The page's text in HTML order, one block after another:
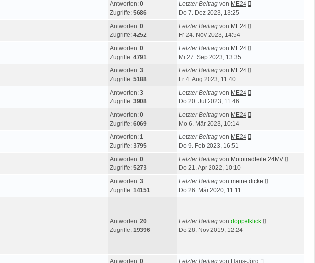
Antworten: 0
Zugriffe: 5686
Letzter Beitrag von ME24
Do 7. Dez 2023, 13:25
Antworten: 0
Zugriffe: 4252
Letzter Beitrag von ME24
Fr 24. Nov 2023, 14:54
Antworten: 0
Zugriffe: 4791
Letzter Beitrag von ME24
Mi 27. Sep 2023, 13:35
Antworten: 3
Zugriffe: 5188
Letzter Beitrag von ME24
Fr 4. Aug 2023, 11:40
Antworten: 3
Zugriffe: 3908
Letzter Beitrag von ME24
Do 20. Jul 2023, 11:46
Antworten: 0
Zugriffe: 6069
Letzter Beitrag von ME24
Mo 6. Mär 2023, 10:14
Antworten: 1
Zugriffe: 3795
Letzter Beitrag von ME24
Do 9. Feb 2023, 16:51
Antworten: 0
Zugriffe: 5273
Letzter Beitrag von Motorradteile 24MV
Do 21. Apr 2022, 10:10
Antworten: 3
Zugriffe: 14151
Letzter Beitrag von meine dicke
Do 26. Mär 2020, 11:11
Antworten: 20
Zugriffe: 19396
Letzter Beitrag von doppelklick
Do 28. Nov 2019, 12:24
Antworten: 0
Letzter Beitrag von Hans-Jörg